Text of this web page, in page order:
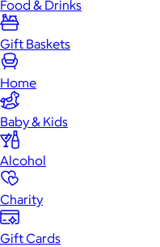
Food & Drinks
Gift Baskets
Home
Baby & Kids
Alcohol
Charity
Gift Cards